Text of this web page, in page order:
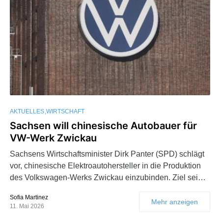
AKTUELLES WIRTSCHAFT
Sachsen will chinesische Autobauer für
VW-Werk Zwickau
Sachsens Wirtschaftsminister Dirk Panter (SPD) schlägt
vor, chinesische Elektroautohersteller in die Produktion
des Volkswagen-Werks Zwickau einzubinden. Ziel sei…
Sofia Martinez
11. Mai 2026
Mehr anzeigen